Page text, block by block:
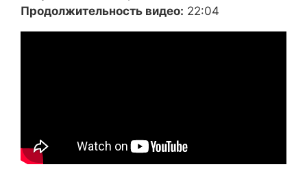
Продолжительность видео: 22:04